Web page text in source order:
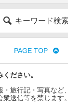
キーワード検索
PAGE TOP
ださい。
・旅行記・写真など
送信等を禁じます。